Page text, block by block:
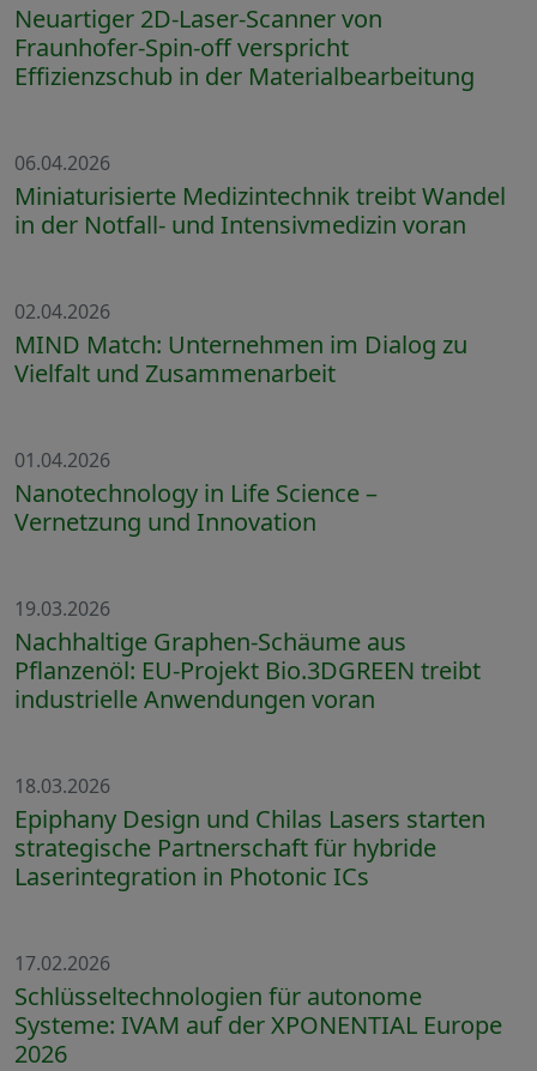
Neuartiger 2D-Laser-Scanner von
Fraunhofer-Spin-off verspricht
Effizienzschub in der Materialbearbeitung
06.04.2026
Miniaturisierte Medizintechnik treibt Wandel
in der Notfall- und Intensivmedizin voran
02.04.2026
MIND Match: Unternehmen im Dialog zu
Vielfalt und Zusammenarbeit
01.04.2026
Nanotechnology in Life Science –
Vernetzung und Innovation
19.03.2026
Nachhaltige Graphen-Schäume aus
Pflanzenöl: EU-Projekt Bio.3DGREEN treibt
industrielle Anwendungen voran
18.03.2026
Epiphany Design und Chilas Lasers starten
strategische Partnerschaft für hybride
Laserintegration in Photonic ICs
17.02.2026
Schlüsseltechnologien für autonome
Systeme: IVAM auf der XPONENTIAL Europe
2026